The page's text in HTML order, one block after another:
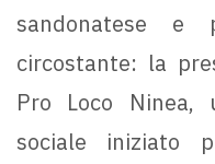
sandonatese
circostante: la
Pro Loco
sociale